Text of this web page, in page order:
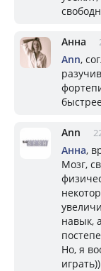
Анна
Ann,
Ann
Анна,
Мозг,
навык,
Но, я
играть))